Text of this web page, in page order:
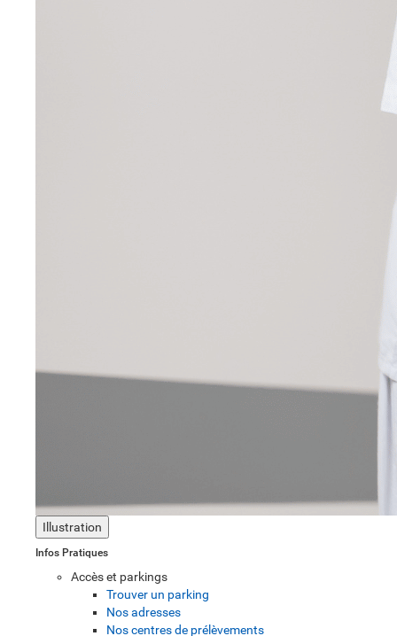
Illustration
Infos Pratiques
Accès et parkings
Trouver un parking
Nos adresses
Nos centres de prélèvements